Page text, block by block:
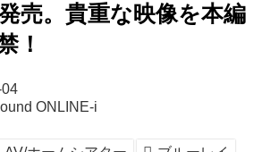
売。貴重な映像を本編
！
ONLINE-i